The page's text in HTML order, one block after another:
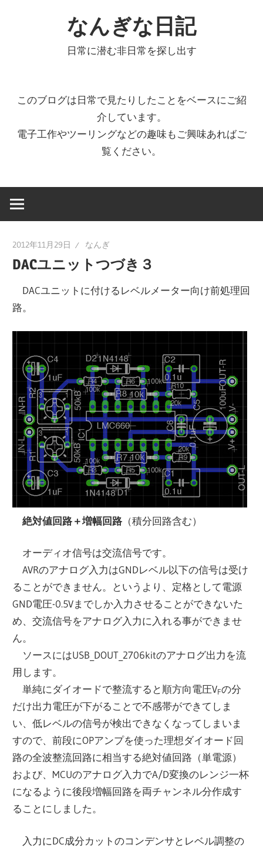
なんぎな日記
日常に潜む非日常を探し出す
このブログは日常で見たりしたことをベースにご紹
介しています。
電子工作やツーリングなどの趣味もご興味あればご
覧ください。
2012年11月29日 なんぎ
DACユニットつづき３
DACユニットに付けるレベルメーター向け前処理回
路。
絶対値回路＋増幅回路 （積分回路含む）
オーディオ信号は交流信号です。
AVRのアナログ入力はGNDレベル以下の信号は受け
ることができません。というより、定格として電源
GND電圧-0.5Vまでしか入力させることができないた
め、交流信号をアナログ入力に入れる事ができませ
ん。
ソースにはUSB_DOUT_2706kitのアナログ出力を流
用します。
単純にダイオードで整流すると順方向電圧VFの分
だけ出力電圧が下がることで不感帯ができてしま
い、低レベルの信号が検出できなくなってしまいま
すので、前段にOPアンプを使った理想ダイオード回
路の全波整流回路に相当する絶対値回路（単電源）
および、MCUのアナログ入力でA/D変換のレンジ一杯
になるように後段増幅回路を両チャンネル分作成す
ることにしました。
入力にDC成分カットのコンデンサとレベル調整の